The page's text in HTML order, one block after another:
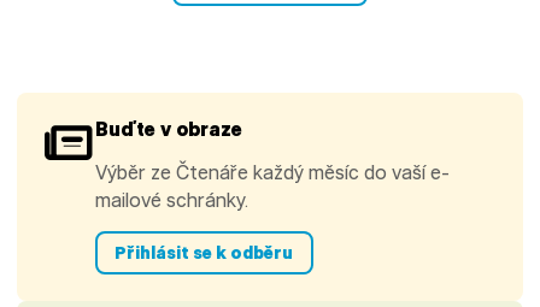
Buďte v obraze
Výběr ze Čtenáře každý měsíc do vaší e-
mailové schránky.
Přihlásit se k odběru